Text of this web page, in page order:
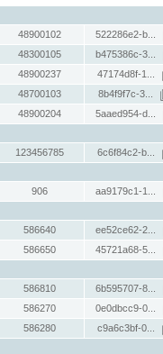
48900102 522286e2-b...
48300105 b475386c-3...
48900237 47174d8f-1...
48700103 8b4f9f7c-3...
48900204 5aaed954-d...
123456785 6c6f84c2-b...
906 aa9179c1-1...
586640 ee52ce62-2...
586650 45721a68-5...
586810 6b595707-8...
586270 0e0dbcc9-0...
586280 c9a6c3bf-0...